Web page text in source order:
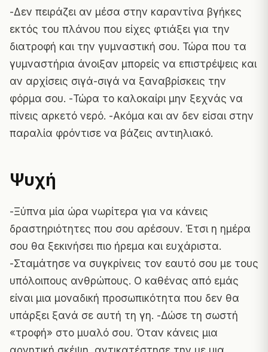
-Δεν πειράζει αν μέσα στην καραντίνα βγήκες
εκτός του πλάνου που είχες φτιάξει για την
διατροφή και την γυμναστική σου. Τώρα που τα
γυμναστήρια άνοιξαν μπορείς να επιστρέψεις και
αν αρχίσεις σιγά-σιγά να ξαναβρίσκεις την
φόρμα σου. -Τώρα το καλοκαίρι μην ξεχνάς να
πίνεις αρκετό νερό. -Ακόμα και αν δεν είσαι στην
παραλία φρόντισε να βάζεις αντιηλιακό.
Ψυχή
-Ξύπνα μία ώρα νωρίτερα για να κάνεις
δραστηριότητες που σου αρέσουν. Έτσι η ημέρα
σου θα ξεκινήσει πιο ήρεμα και ευχάριστα.
-Σταμάτησε να συγκρίνεις τον εαυτό σου με τους
υπόλοιπους ανθρώπους. Ο καθένας από εμάς
είναι μια μοναδική προσωπικότητα που δεν θα
υπάρξει ξανά σε αυτή τη γη. -Δώσε τη σωστή
«τροφή» στο μυαλό σου. Όταν κάνεις μια